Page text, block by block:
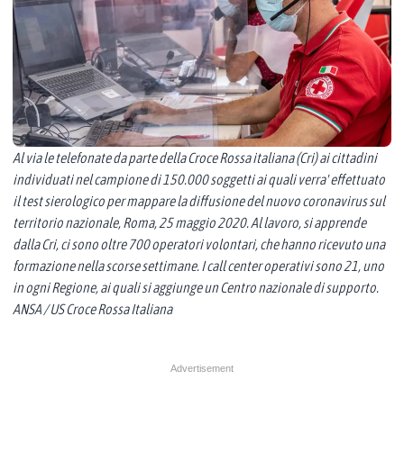
Al via le telefonate da parte della Croce Rossa italiana (Cri) ai cittadini
individuati nel campione di 150.000 soggetti ai quali verra' effettuato
il test sierologico per mappare la diffusione del nuovo coronavirus sul
territorio nazionale, Roma, 25 maggio 2020. Al lavoro, si apprende
dalla Cri, ci sono oltre 700 operatori volontari, che hanno ricevuto una
formazione nella scorse settimane. I call center operativi sono 21, uno
in ogni Regione, ai quali si aggiunge un Centro nazionale di supporto.
ANSA / US Croce Rossa Italiana